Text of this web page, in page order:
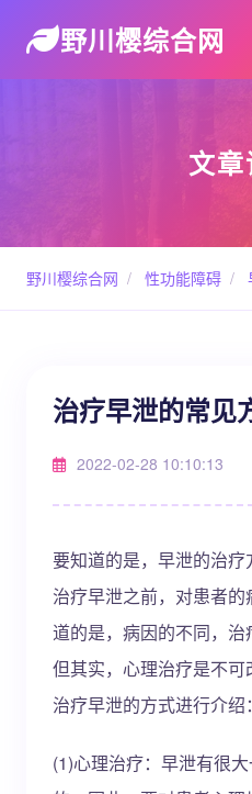
野川樱综合网
文
野川樱综合网 / 性功能障碍 /
治疗早泄的常见
2022-02-28 10:10:13
要知道的是，早泄的治
治疗早泄之前，对患者
道的是，病因的不同，治
但其实，心理治疗是不
治疗早泄的方式进行介绍：
(1)心理治疗：早泄有很